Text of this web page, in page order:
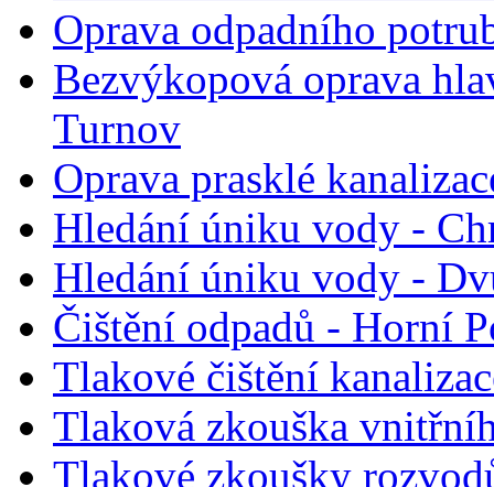
Oprava odpadního
Bezvýkopová oprava
Turnov
Oprava prasklé
Hledání úniku vody -
Hledání úniku vody -
Čištění odpadů - Horní
Tlakové čištění
Tlaková zkouška
Tlakové zkoušky